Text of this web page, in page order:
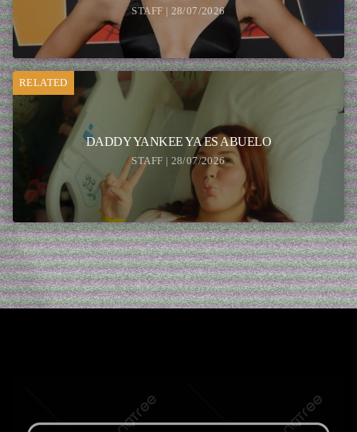
STAFF | 28/07/2026
RELATED
DADDY YANKEE YA ES ABUELO
STAFF | 28/07/2026